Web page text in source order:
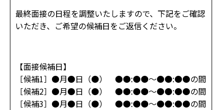
最終面接の日程を調整いたしますので、下記をご確認
いただき、ご希望の候補日をご返信ください。
【面接候補日】
［候補1］●月●日（●） ●●:●●～●●:●●の間
［候補2］●月●日（●） ●●:●●～●●:●●の間
［候補3］●月●日（●） ●●:●●～●●:●●の間